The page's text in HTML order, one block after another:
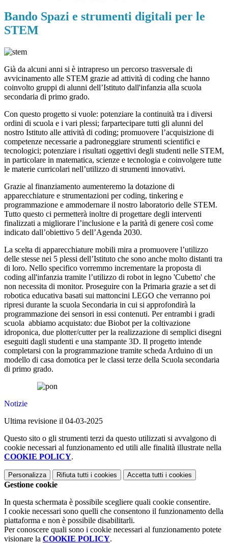
Bando Spazi e strumenti digitali per le
STEM
Già da alcuni anni si è intrapreso un percorso trasversale di
avvicinamento alle STEM grazie ad attività di coding che hanno
coinvolto gruppi di alunni dell’Istituto dall'infanzia alla scuola
secondaria di primo grado.
Con questo progetto si vuole: potenziare la continuità tra i diversi
ordini di scuola e i vari plessi; farpartecipare tutti gli alunni del
nostro Istituto alle attività di coding; promuovere l’acquisizione di
competenze necessarie a padroneggiare strumenti scientifici e
tecnologici; potenziare i risultati oggettivi degli studenti nelle STEM,
in particolare in matematica, scienze e tecnologia e coinvolgere tutte
le materie curricolari nell’utilizzo di strumenti innovativi.
Grazie al finanziamento aumenteremo la dotazione di
apparecchiature e strumentazioni per coding, tinkering e
programmazione e ammodernare il nostro laboratorio delle STEM.
Tutto questo ci permetterà inoltre di progettare degli interventi
finalizzati a migliorare l’inclusione e la parità di genere così come
indicato dall’obiettivo 5 dell’Agenda 2030.
La scelta di apparecchiature mobili mira a promuovere l’utilizzo
delle stesse nei 5 plessi dell’Istituto che sono anche molto distanti tra
di loro. Nello specifico vorremmo incrementare la proposta di
coding all'infanzia tramite l’utilizzo di robot in legno 'Cubetto' che
non necessita di monitor. Proseguire con la Primaria grazie a set di
robotica educativa basati sui mattoncini LEGO che verranno poi
ripresi durante la scuola Secondaria in cui si approfondirà la
programmazione dei sensori in essi contenuti. Per entrambi i gradi
scuola abbiamo acquistato: due Biobot per la coltivazione
idroponica, due plotter/cutter per la realizzazione di semplici disegni
eseguiti dagli studenti e una stampante 3D. Il progetto intende
completarsi con la programmazione tramite scheda Arduino di un
modello di casa domotica per le classi terze della Scuola secondaria
di primo grado.
Notizie
Ultima revisione il 04-03-2025
Questo sito o gli strumenti terzi da questo utilizzati si avvalgono di
cookie necessari al funzionamento ed utili alle finalità illustrate nella
COOKIE POLICY.
Personalizza Rifiuta tutti i cookies Accetta tutti i cookies
Gestione cookie
In questa schermata è possibile scegliere quali cookie consentire.
I cookie necessari sono quelli che consentono il funzionamento della
piattaforma e non è possibile disabilitarli.
Per conoscere quali sono i cookie necessari al funzionamento potete
visionare la COOKIE POLICY.